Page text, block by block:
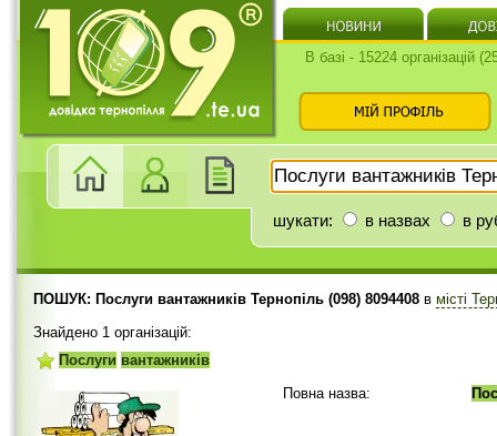
В базі - 15224 організацій
шукати: в назвах в
ПОШУК: Послуги вантажників Тернопіль (098) 8094408 в місті
Знайдено 1 організацій:
Послуги вантажників
Повна назва: